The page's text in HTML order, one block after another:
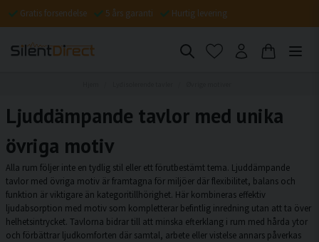
Gratis forsendelse 5 års garanti Hurtig levering
Ljuddämpande tavlor med unika
övriga motiv
Alla rum följer inte en tydlig stil eller ett förutbestämt tema. Ljuddämpande
tavlor med övriga motiv är framtagna för miljöer där flexibilitet, balans och
funktion är viktigare än kategoritillhörighet. Här kombineras effektiv
ljudabsorption med motiv som kompletterar befintlig inredning utan att ta över
helhetsintrycket. Tavlorna bidrar till att minska efterklang i rum med hårda ytor
och förbättrar ljudkomforten där samtal, arbete eller vistelse annars påverkas